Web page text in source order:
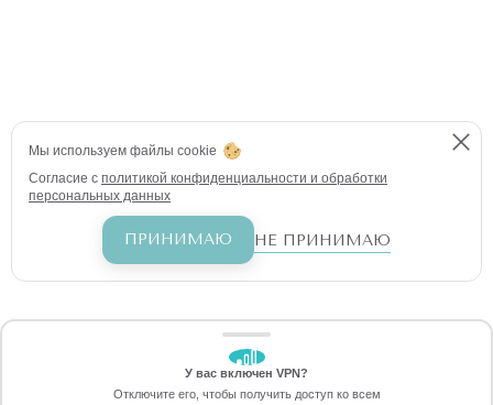
ЗАБЕРИТЕ СКИДКУ
Мы используем файлы cookie
Согласие с политикой конфиденциальности и обработки
персональных данных
ПРИНИМАЮ НЕ ПРИНИМАЮ
У вас включен VPN?
Отключите его, чтобы получить доступ ко всем